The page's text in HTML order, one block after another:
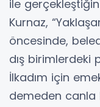
ile
Kurnaz,
öncesinde,
dış birimlerdeki
İlkadım için
demeden canla